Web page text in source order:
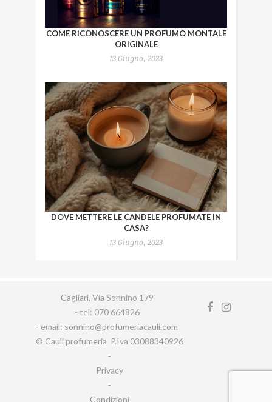
COME RICONOSCERE UN PROFUMO MONTALE
ORIGINALE
13 Giugno, 2023
DOVE METTERE LE CANDELE PROFUMATE IN
CASA?
13 Giugno, 2023
Cagliari, Via Sonnino 179
- tel: 070 664826
- email: sonnino@profumeriacauli.com
© Cauli profumeria P.Iva 03088340926
-
Privacy
-
Condizioni